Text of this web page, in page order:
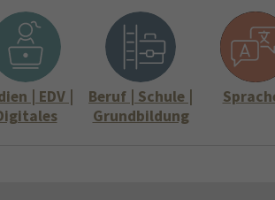
| EDV |
Beruf | Schule |
Grundbildung